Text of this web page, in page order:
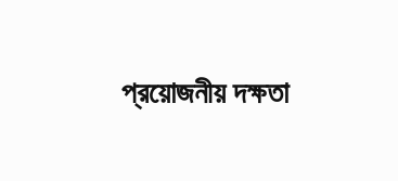
প্রয়োজনীয় দক্ষতা